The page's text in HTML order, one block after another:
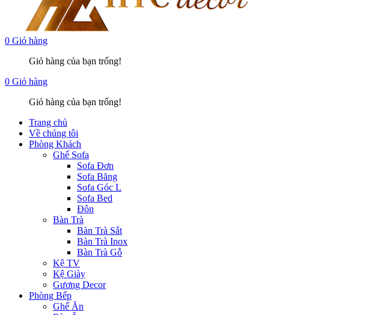
0 Giỏ hàng
Giỏ hàng của bạn trống!
0 Giỏ hàng
Giỏ hàng của bạn trống!
Trang chủ
Về chúng tôi
Phòng Khách
Ghế Sofa
Sofa Đơn
Sofa Băng
Sofa Góc L
Sofa Bed
Đôn
Bàn Trà
Bàn Trà Sắt
Bàn Trà Inox
Bàn Trà Gỗ
Kệ TV
Kệ Giày
Gương Decor
Phòng Bếp
Ghế Ăn